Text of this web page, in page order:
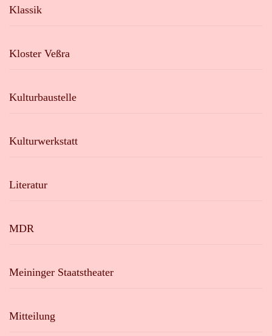
Klassik
Kloster Veßra
Kulturbaustelle
Kulturwerkstatt
Literatur
MDR
Meininger Staatstheater
Mitteilung